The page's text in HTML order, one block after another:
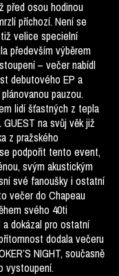
před osou hodinou
příchozí. Není se
velice specielní
především výběrem
– večer nabídl
debutového EP a
pauzou.
lidí šťastných z tepla
GUEST na svůj věk již
z pražského
podpořit tento event,
svým akustickým
své fanoušky i ostatní
večer do Chapeau
svého 40ti
dokázal pro ostatní
dodala večeru
NIGHT, současně
vystoupení.